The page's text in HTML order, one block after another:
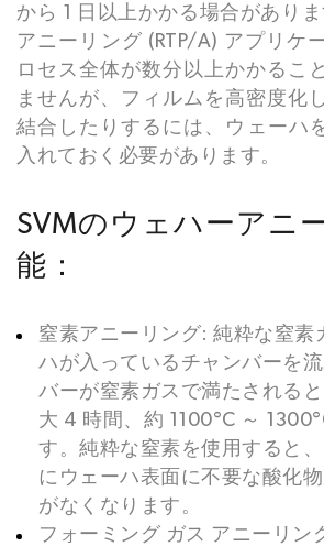
から 1 日以上かかる場合があり
アニーリング (RTP/A) アプリケ
ロセス全体が数分以上かかるこ
ませんが、フィルムを高密度化
結合したりするには、ウェーハ
入れておく必要があります。
SVMのウェハーアニ
能：
窒素アニーリング: 純粋な窒素
ハが入っているチャンバーを
バーが窒素ガスで満たされる
大 4 時間、約 1100°C ～
す。純粋な窒素を使用すると
にウェーハ表面に不要な酸化
がなくなります。
フォーミング ガス アニーリン